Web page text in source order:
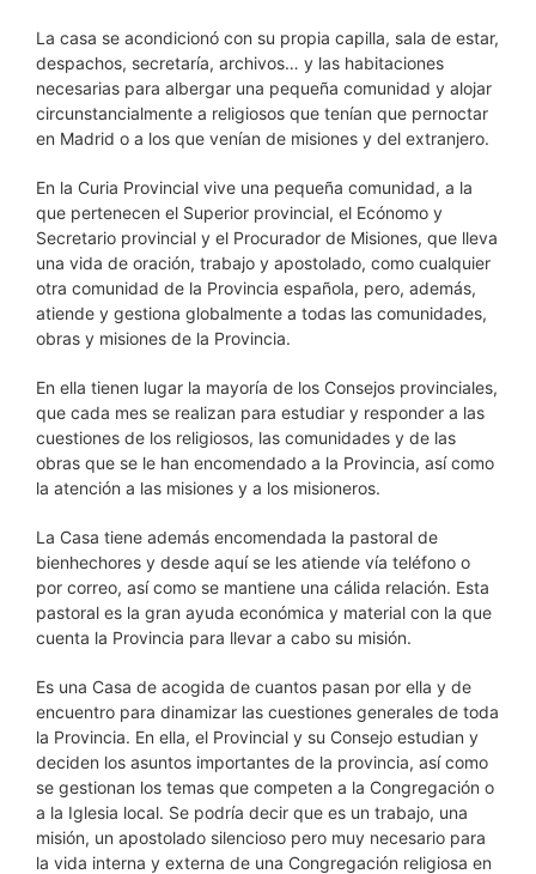
La casa se acondicionó con su propia capilla, sala de estar,
despachos, secretaría, archivos… y las habitaciones
necesarias para albergar una pequeña comunidad y alojar
circunstancialmente a religiosos que tenían que pernoctar
en Madrid o a los que venían de misiones y del extranjero.
En la Curia Provincial vive una pequeña comunidad, a la
que pertenecen el Superior provincial, el Ecónomo y
Secretario provincial y el Procurador de Misiones, que lleva
una vida de oración, trabajo y apostolado, como cualquier
otra comunidad de la Provincia española, pero, además,
atiende y gestiona globalmente a todas las comunidades,
obras y misiones de la Provincia.
En ella tienen lugar la mayoría de los Consejos provinciales,
que cada mes se realizan para estudiar y responder a las
cuestiones de los religiosos, las comunidades y de las
obras que se le han encomendado a la Provincia, así como
la atención a las misiones y a los misioneros.
La Casa tiene además encomendada la pastoral de
bienhechores y desde aquí se les atiende vía teléfono o
por correo, así como se mantiene una cálida relación. Esta
pastoral es la gran ayuda económica y material con la que
cuenta la Provincia para llevar a cabo su misión.
Es una Casa de acogida de cuantos pasan por ella y de
encuentro para dinamizar las cuestiones generales de toda
la Provincia. En ella, el Provincial y su Consejo estudian y
deciden los asuntos importantes de la provincia, así como
se gestionan los temas que competen a la Congregación o
a la Iglesia local. Se podría decir que es un trabajo, una
misión, un apostolado silencioso pero muy necesario para
la vida interna y externa de una Congregación religiosa en